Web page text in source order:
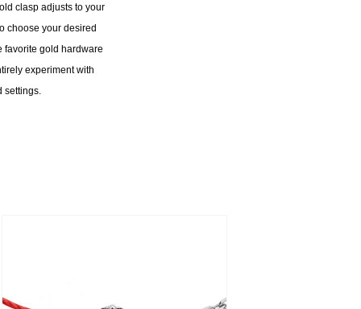
clasp adjusts to your
choose your desired
favorite gold hardware
experiment with
settings.